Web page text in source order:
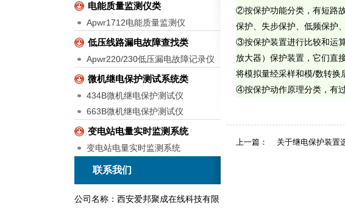
电能质量监测仪类
Apwr1712电能质量监测仪
低压线路漏电故障查找类
Apwr220/230低压漏电故障记录仪
微机继电保护测试系统类
434B微机继电保护测试仪
663B微机继电保护测试仪
变电站电量实时监测系统
变电站电量实时监测系统
联系我们
公司名称：西安爱邦聚成在线科技有限
②按保护功能分类，有短路
保护、失步保护、低频保护
③按保护装置进行比较和运
放大器）保护装置，它们直
将模拟量经采样和模/数转换
④按保护动作原理分类，有
上一篇： 关于继电保护装置